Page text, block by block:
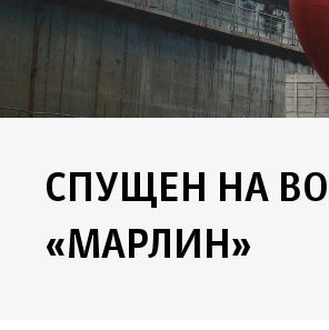
СПУЩЕН НА
«МАРЛИН»